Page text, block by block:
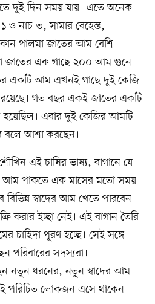
দুই দিন সময় যায়। এতে অনেক
ও নাচ ৩, সামার বেহেস্ত,
পালমা জাতের আম বেশি
জাতের এক গাছে ২০০ আম গুনে
একটি আম এখনই গাছে দুই কেজি
গত বছর একই জাতের একটি
এবার দুই কেজির আমটি
বলে আশা করছেন।
এই চাষির ভাষ্য, বাগানে যে
পাকতে এক মাসের মতো সময়
বিভিন্ন স্বাদের আম খেতে পারবেন
করার ইচ্ছা নেই। এই বাগান তৈরি
চাহিদা পূরণ হচ্ছে। সেই সঙ্গে
পরিবারের সদস্যরা।
নতুন ধরনের, নতুন স্বাদের আম।
পরিচিত লোকজন এসে থাকেন।